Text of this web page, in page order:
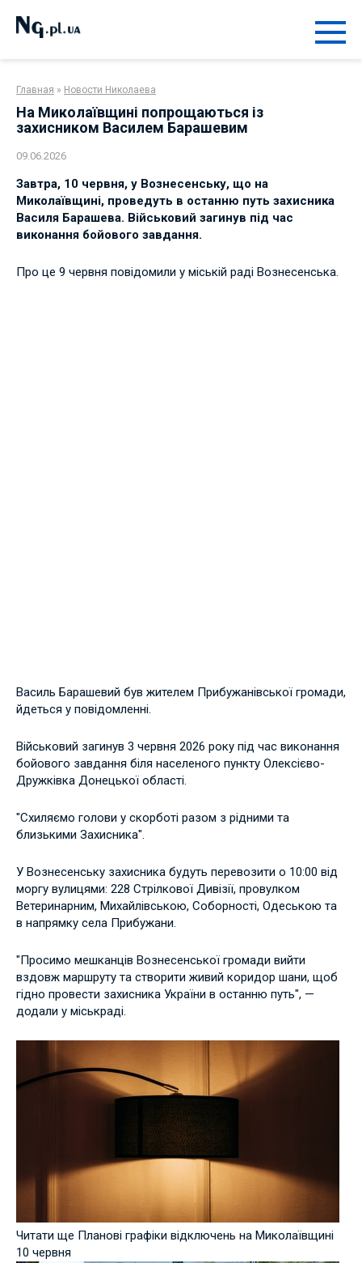
контенту
Главная » Новости Николаева
На Миколаївщині попрощаються із
захисником Василем Барашевим
09.06.2026
Завтра, 10 червня, у Вознесенську, що на
Миколаївщині, проведуть в останню путь захисника
Василя Барашева. Військовий загинув під час
виконання бойового завдання.
Про це 9 червня повідомили у міській раді Вознесенська.
Василь Барашевий був жителем Прибужанівської громади,
йдеться у повідомленні.
Військовий загинув 3 червня 2026 року під час виконання
бойового завдання біля населеного пункту Олексієво-
Дружківка Донецької області.
"Схиляємо голови у скорботі разом з рідними та
близькими Захисника".
У Вознесенську захисника будуть перевозити о 10:00 від
моргу вулицями: 228 Стрілкової Дивізії, провулком
Ветеринарним, Михайлівською, Соборності, Одеською та
в напрямку села Прибужани.
"Просимо мешканців Вознесенської громади вийти
вздовж маршруту та створити живий коридор шани, щоб
гідно провести захисника України в останню путь", —
додали у міськраді.
Читати ще Планові графіки відключень на Миколаївщині
10 червня